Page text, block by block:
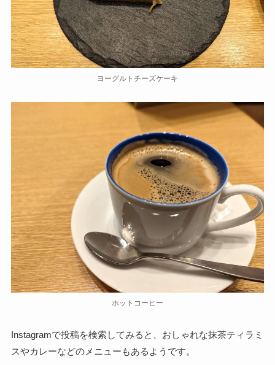
ヨーグルトチーズケーキ
ホットコーヒー
Instagramで投稿を検索してみると、おしゃれな抹茶ティラミ
スやカレーなどのメニューもあるようです。